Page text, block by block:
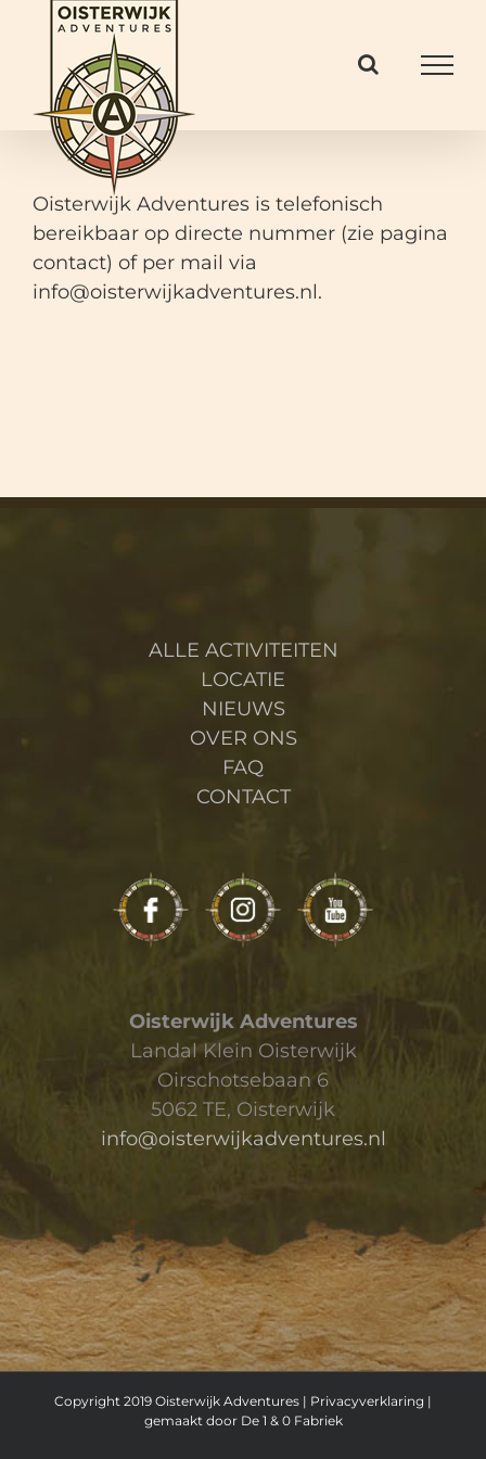
inhoud
Oisterwijk Adventures is telefonisch
bereikbaar op directe nummer (zie pagina
contact) of per mail via
info@oisterwijkadventures.nl.
ALLE ACTIVITEITEN
LOCATIE
NIEUWS
OVER ONS
FAQ
CONTACT
Oisterwijk Adventures
Landal Klein Oisterwijk
Oirschotsebaan 6
5062 TE, Oisterwijk
info@oisterwijkadventures.nl
Copyright 2019 Oisterwijk Adventures | Privacyverklaring |
gemaakt door De 1 & 0 Fabriek